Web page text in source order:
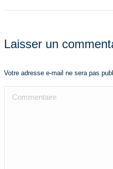
Laisser un
Votre adresse e-mail ne sera pas
Commentaire